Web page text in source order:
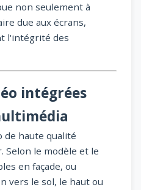
non seulement à
due aux écrans,
l'intégrité des
intégrées
de haute qualité
Selon le modèle et le
en façade, ou
vers le sol, le haut ou